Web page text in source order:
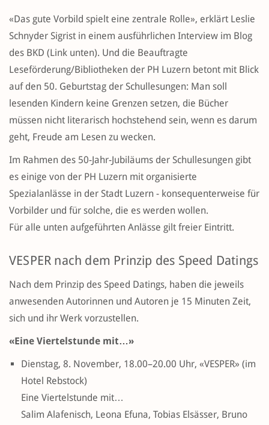
«Das gute Vorbild spielt eine zentrale Rolle», erklärt Leslie
Schnyder Sigrist in einem ausführlichen Interview im Blog
des BKD (Link unten). Und die Beauftragte
Leseförderung/Bibliotheken der PH Luzern betont mit Blick
auf den 50. Geburtstag der Schullesungen: Man soll
lesenden Kindern keine Grenzen setzen, die Bücher
müssen nicht literarisch hochstehend sein, wenn es darum
geht, Freude am Lesen zu wecken.
Im Rahmen des 50-Jahr-Jubiläums der Schullesungen gibt
es einige von der PH Luzern mit organisierte
Spezialanlässe in der Stadt Luzern - konsequenterweise für
Vorbilder und für solche, die es werden wollen.
Für alle unten aufgeführten Anlässe gilt freier Eintritt.
VESPER nach dem Prinzip des Speed Datings
Nach dem Prinzip des Speed Datings, haben die jeweils
anwesenden Autorinnen und Autoren je 15 Minuten Zeit,
sich und ihr Werk vorzustellen.
«Eine Viertelstunde mit…»
Dienstag, 8. November, 18.00–20.00 Uhr, «VESPER» (im
Hotel Rebstock)
Eine Viertelstunde mit…
Salim Alafenisch, Leona Efuna, Tobias Elsässer, Bruno